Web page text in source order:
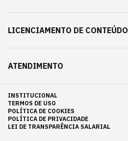
LICENCIAMENTO DE CONTEÚDO
ATENDIMENTO
INSTITUCIONAL
TERMOS DE USO
POLÍTICA DE COOKIES
POLÍTICA DE PRIVACIDADE
LEI DE TRANSPARÊNCIA SALARIAL